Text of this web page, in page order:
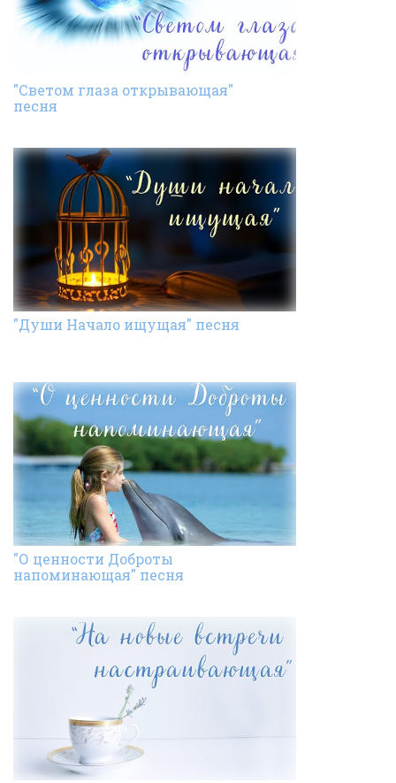
"Светом глаза открывающая"
песня
"Души Начало ищущая" песня
"О ценности Доброты
напоминающая" песня